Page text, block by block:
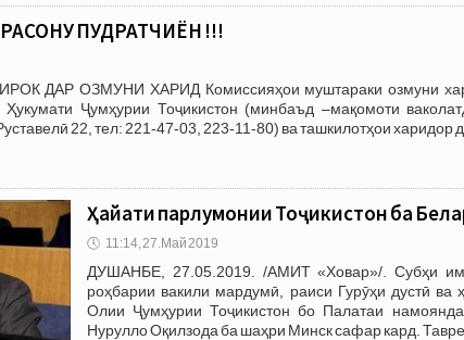
ПУДРАТЧИЁН !!!
ДАР ОЗМУНИ ХАРИД Комиссияҳои муштараки озмуни
Ҳукумати Ҷумҳурии Тоҷикистон (минбаъд –мақомоти
22, тел: 221-47-03, 223-11-80) ва ташкилотҳои харидор
Ҳайати парлумонии Тоҷикистон ба
🕔 11:14, 27.Май 2019
ДУШАНБЕ, 27.05.2019. /АМИТ «Ховар»/. Субҳи
роҳбарии вакили мардумӣ, раиси Гурӯҳи дустӣ
Олии Ҷумҳурии Тоҷикистон бо Палатаи
Нурулло Оқилзода ба шаҳри Минск сафар кард. Тавре